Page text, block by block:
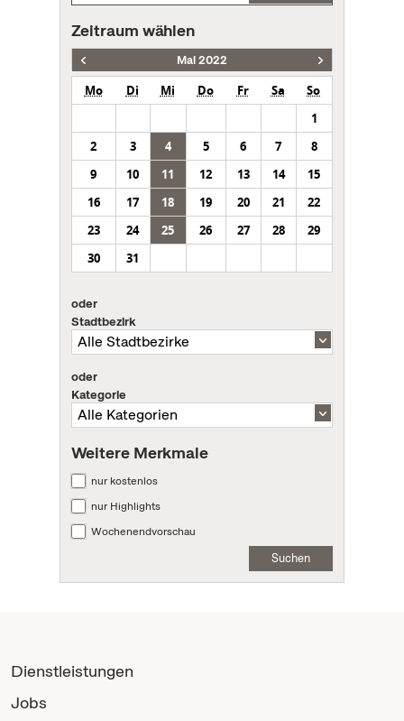
Zeitraum wählen
Mai 2022
Mo Di Mi Do Fr Sa
So
1
2
3 4 5 6 7
8
9
10 11 12 13 14
15
16
17 18 19 20 21
22
23
24 25 26 27 28
29
30
31
oder
Stadtbezirk
oder
Kategorie
Weitere Merkmale
nur kostenlos
nur Highlights
Wochenendvorschau
Suchen
Dienstleistungen
Jobs